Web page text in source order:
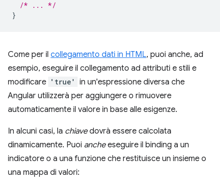
/* ... */
}
Come per il collegamento dati in HTML, puoi anche, ad
esempio, eseguire il collegamento ad attributi e stili e
modificare 'true'
in un'espressione diversa che
Angular utilizzerà per aggiungere o rimuovere
automaticamente il valore in base alle esigenze.
In alcuni casi, la chiavedovrà essere calcolata
dinamicamente. Puoi ancheeseguire il binding a un
indicatore o a una funzione che restituisce un insieme o
una mappa di valori: